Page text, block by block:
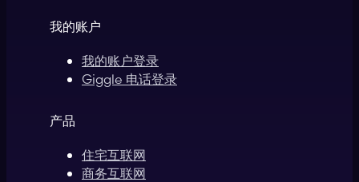
我的账户
我的账户登录
Giggle 电话登录
产品
住宅互联网
商务互联网